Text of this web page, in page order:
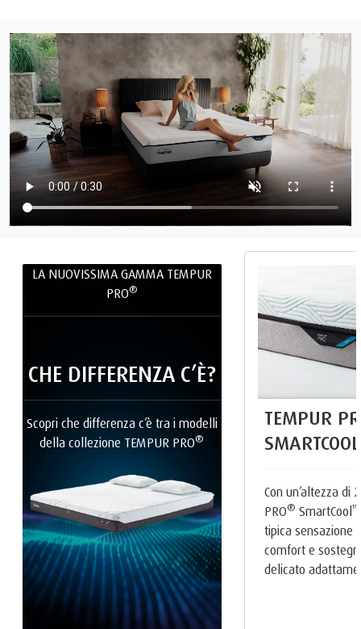
LA NUOVISSIMA GAMMA TEMPUR
PRO®
CHE DIFFERENZA C’È?
Scopri che differenza c’è tra i modelli
della collezione TEMPUR PRO®
TEMPUR
SMARTCOOL
Con un’altezza di
PRO® SmartCool ™
tipica sensazione
comfort e
delicato